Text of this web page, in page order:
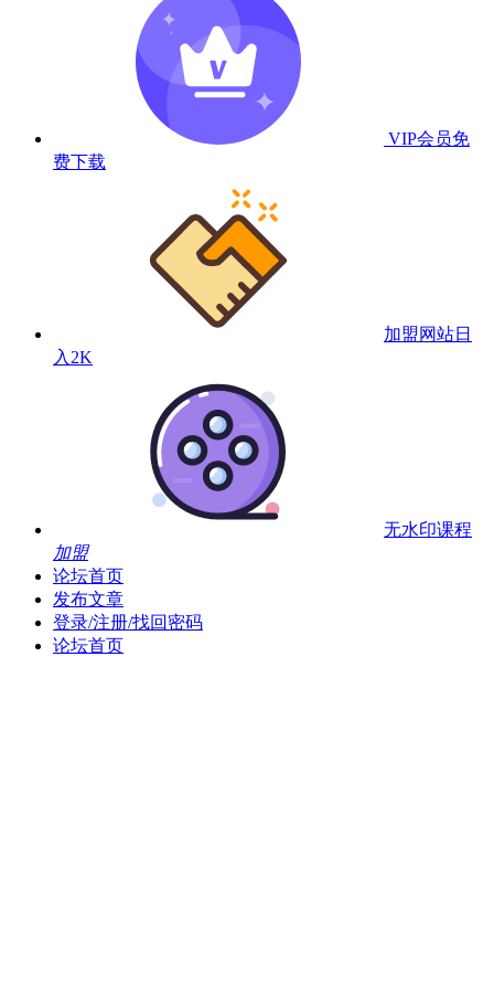
VIP会员免
费下载
加盟网站日
入2K
无水印课程
加盟
论坛首页
发布文章
登录/注册/找回密码
论坛首页